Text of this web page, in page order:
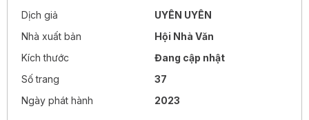
Dịch giả
UYÊN UYÊN
Nhà xuất bản
Hội Nhà Văn
Kích thước
Đang cập nhật
Số trang
37
Ngày phát hành
2023